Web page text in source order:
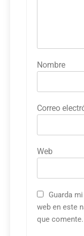
Nombre
Correo
Web
Guarda
web en este
que comente.